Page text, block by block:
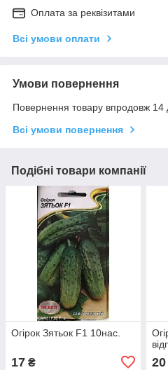
Оплата за реквізитами
Всі умови оплати
Умови повернення
Повернення товару впродовж 14
Всі умови повернення
Подібні товари компанії
Огірок Зятьок F1 10нас.
17 ₴ 20